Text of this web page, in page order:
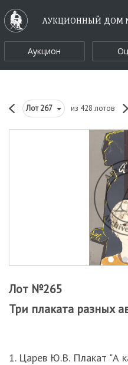
АУКЦИОННЫЙ ДОМ
Аукцион
Лот267 из 428 лотов
Лот №265
Три плаката разных
1. Царев Ю.В. Плакат "А